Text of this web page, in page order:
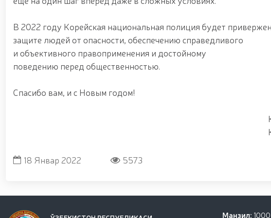
В 2022 году Корейская национальная полиция будет
защите людей от опасности, обеспечению справедливого
и объективного правоприменения и достойному
поведению перед общественностью.
Спасибо вам, и с Новым годом!
Ким Чанг Ёнг
Корейского Национального
18 Январ 2022 5573
Манзил: